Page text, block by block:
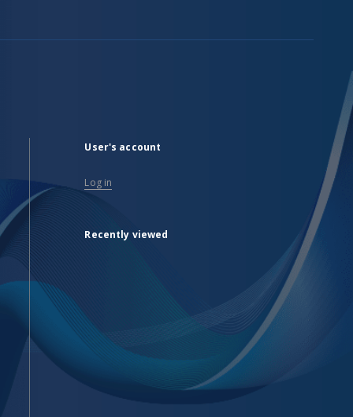
User's account
Log in
Recently viewed